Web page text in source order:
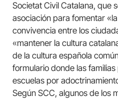
Societat Civil Catalana, que
asociación para fomentar
convivencia entre los
«mantener la cultura
de la cultura española
formulario donde las
escuelas por
Según SCC, algunos de los